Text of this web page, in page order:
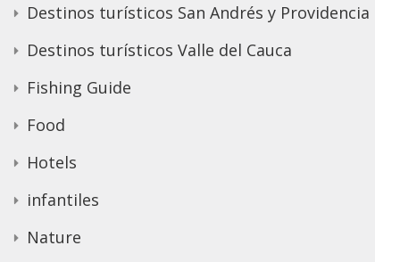
Destinos turísticos San Andrés y Providencia
Destinos turísticos Valle del Cauca
Fishing Guide
Food
Hotels
infantiles
Nature